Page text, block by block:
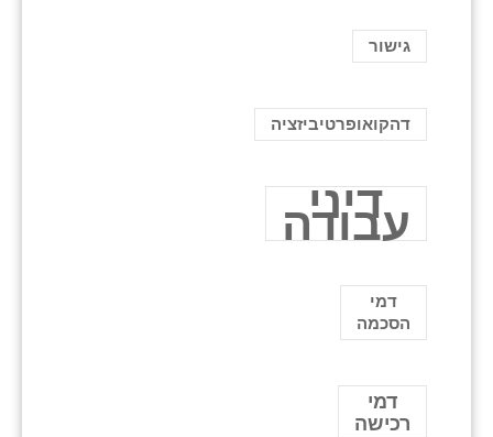
גישור
דהקואופרטיביזציה
דיני
עבודה
דמי
הסכמה
דמי
רכישה